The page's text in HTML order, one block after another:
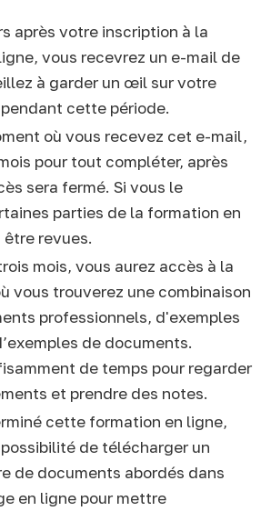
après votre inscription à la
vous recevrez un e-mail de
à garder un œil sur votre
cette période.
où vous recevez cet e-mail,
pour tout compléter, après
sera fermé. Si vous le
parties de la formation en
revues.
mois, vous aurez accès à la
vous trouverez une combinaison
professionnels, d'exemples
de documents.
de temps pour regarder
et prendre des notes.
cette formation en ligne,
de télécharger un
de documents abordés dans
en ligne pour mettre